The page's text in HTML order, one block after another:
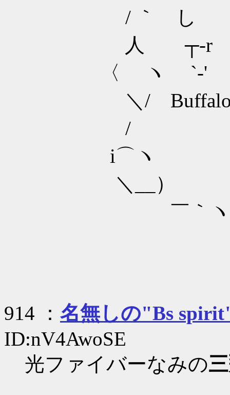
/ ｀ し
人 ┬‐r
〈 ヽ `‐'
＼/
/ 22
i⌒ヽ |>
＼__）
￣｀ヽ
914 ： 名無しの"Bs
ID:nV4AwoSE
光ファイバーなみの